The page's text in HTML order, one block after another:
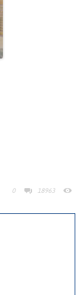
0 18963